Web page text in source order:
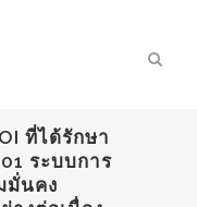
ที่ได้รักษา
ระบบการ
มั่นคง